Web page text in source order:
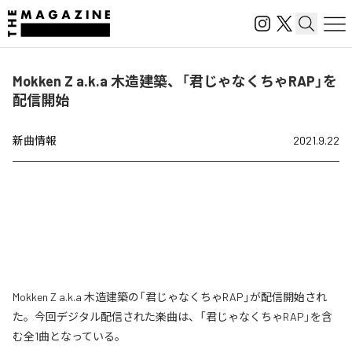
Mokken Z a.k.a 木造建築、「君じゃなくちゃRAP」を
配信開始
新曲情報 2021.9.22
Mokken Z a.k.a 木造建築の「君じゃなくちゃRAP」が配信開始され
た。今回デジタル配信された楽曲は、「君じゃなくちゃRAP」を含
む全1曲となっている。